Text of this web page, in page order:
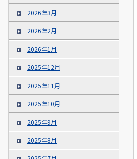
2026年3月
2026年2月
2026年1月
2025年12月
2025年11月
2025年10月
2025年9月
2025年8月